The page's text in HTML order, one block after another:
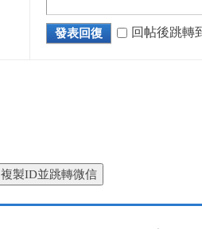
發表回復 回帖後跳轉
複製ID並跳轉微信